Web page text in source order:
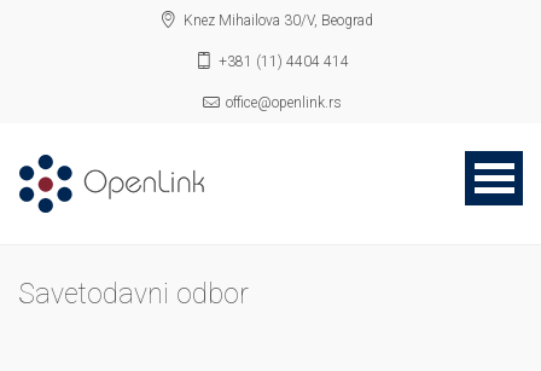
Knez Mihailova 30/V, Beograd
+381 (11) 4404 414
office@openlink.rs
Savetodavni odbor